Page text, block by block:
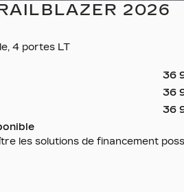
2026
4 portes LT
36
36
36
les solutions de financement